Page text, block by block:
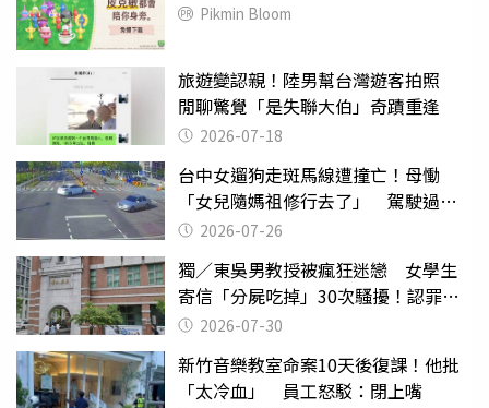
Pikmin Bloom
旅遊變認親！陸男幫台灣遊客拍照
閒聊驚覺「是失聯大伯」奇蹟重逢
2026-07-18
台中女遛狗走斑馬線遭撞亡！母慟
「女兒隨媽祖修行去了」 駕駛過失
致死判9月
2026-07-26
獨／東吳男教授被瘋狂迷戀 女學生
寄信「分屍吃掉」30次騷擾！認罪免
關 2026-07-30
新竹音樂教室命案10天後復課！他批
「太冷血」 員工怒駁：閉上嘴